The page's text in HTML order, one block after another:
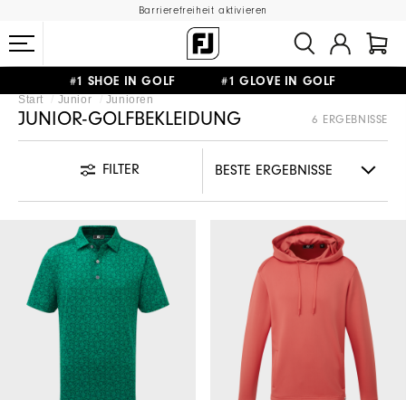
Barrierefreiheit aktivieren
#1 SHOE IN GOLF #1 GLOVE IN GOLF
GRATIS LIEFERUNG
Start Junior Junioren
JUNIOR-GOLFBEKLEIDUNG 6 ERGEBNISSE
FILTER